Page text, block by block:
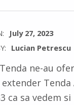
July 27, 2023
Lucian Petrescu
ne-au
Tenda
ca sa vedem si